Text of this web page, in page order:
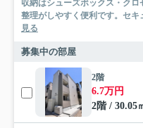
収納はシューズボックス・ク
整理がしやすく便利です。セ
見る
募集中の部屋
2階
6.7万円
2階 / 30.05